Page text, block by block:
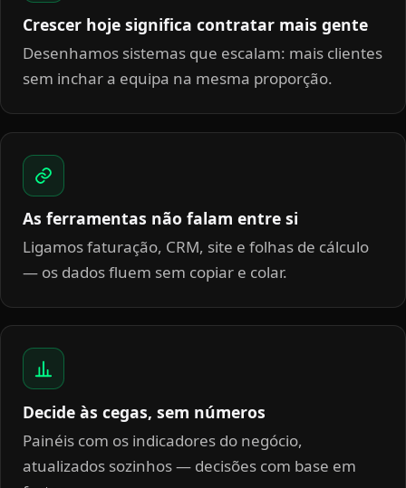
Crescer hoje significa contratar mais gente
Desenhamos sistemas que escalam: mais clientes
sem inchar a equipa na mesma proporção.
As ferramentas não falam entre si
Ligamos faturação, CRM, site e folhas de cálculo
— os dados fluem sem copiar e colar.
Decide às cegas, sem números
Painéis com os indicadores do negócio,
atualizados sozinhos — decisões com base em